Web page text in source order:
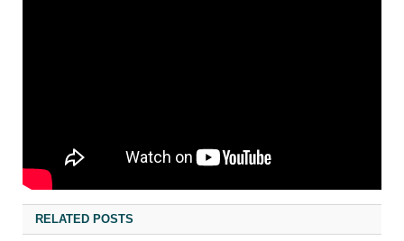
RELATED POSTS